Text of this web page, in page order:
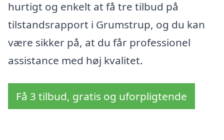
hurtigt og enkelt at få tre tilbud på
tilstandsrapport i Grumstrup, og du kan
være sikker på, at du får professionel
assistance med høj kvalitet.
Få 3 tilbud, gratis og uforpligtende